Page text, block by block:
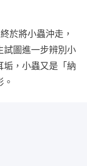
於將小蟲沖走，
試圖進一步辨別小
垢，小蟲又是「納